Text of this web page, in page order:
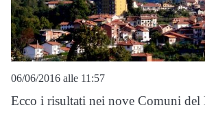
06/06/2016 alle 11:57
Ecco i risultati nei nove Comuni del